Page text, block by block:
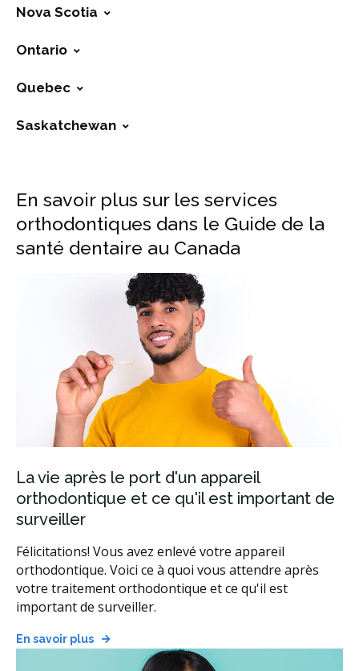
Nova Scotia
Ontario
Quebec
Saskatchewan
En savoir plus sur les services
orthodontiques dans le Guide de la
santé dentaire au Canada
La vie après le port d'un appareil
orthodontique et ce qu'il est important de
surveiller
Félicitations! Vous avez enlevé votre appareil
orthodontique. Voici ce à quoi vous attendre après
votre traitement orthodontique et ce qu'il est
important de surveiller.
En savoir plus